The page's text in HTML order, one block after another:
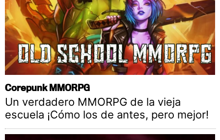
Corepunk MMORPG
Un verdadero MMORPG de la vieja
escuela ¡Cómo los de antes, pero mejor!